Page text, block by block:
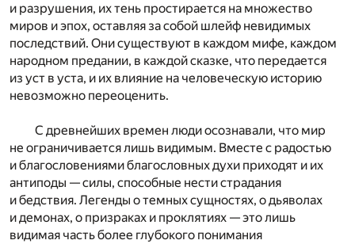
и разрушения, их тень простирается на множество
миров и эпох, оставляя за собой шлейф невидимых
последствий. Они существуют в каждом мифе, каждом
народном предании, в каждой сказке, что передается
из уст в уста, и их влияние на человеческую историю
невозможно переоценить.
С древнейших времен люди осознавали, что мир
не ограничивается лишь видимым. Вместе с радостью
и благословениями благословных духи приходят и их
антиподы — силы, способные нести страдания
и бедствия. Легенды о темных сущностях, о дьяволах
и демонах, о призраках и проклятиях — это лишь
видимая часть более глубокого понимания